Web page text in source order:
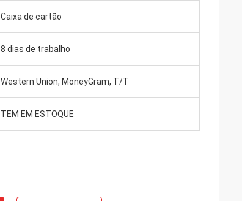
Caixa de cartão
8 dias de trabalho
Western Union, MoneyGram, T/T
TEM EM ESTOQUE